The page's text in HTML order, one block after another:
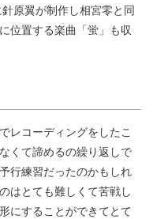
原翼が制作し相宮零と同
位置する楽曲「蛍」も収
レコーディングをしたこ
くて諦めるの繰り返しで
行練習だったのかもしれ
はとても難しくて苦戦し
にすることができてとて